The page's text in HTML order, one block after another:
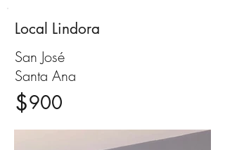
Local Lindora
San José
Santa Ana
$900